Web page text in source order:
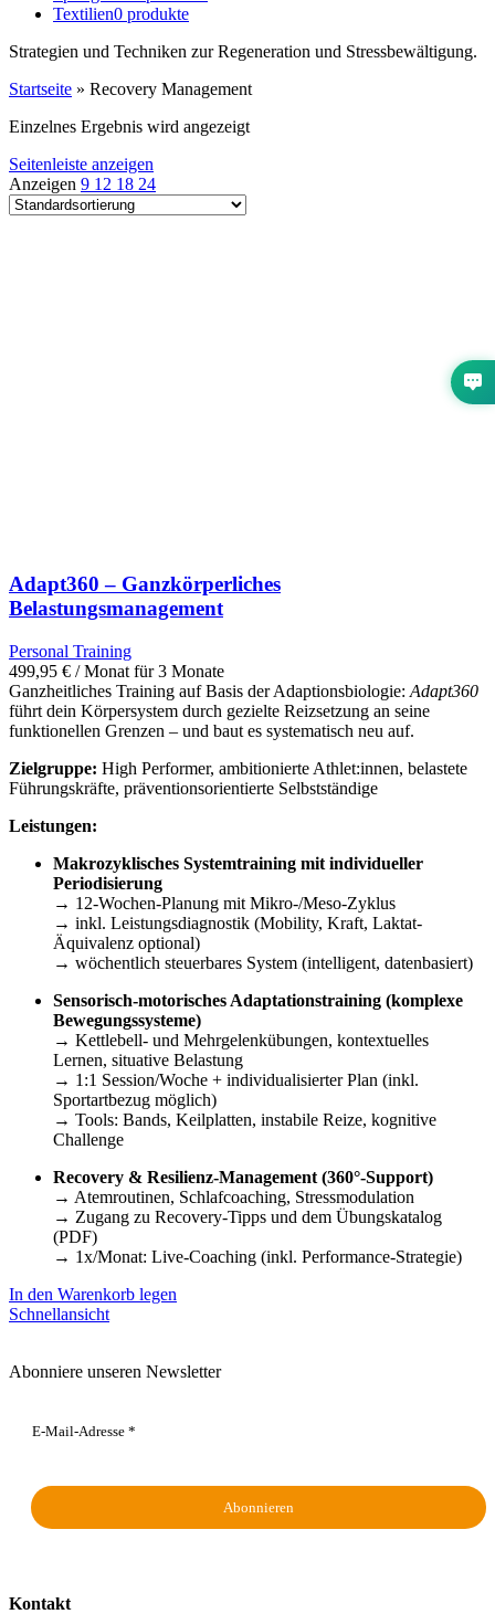
Textilien0 produkte
Strategien und Techniken zur Regeneration und Stressbewältigung.
Startseite » Recovery Management
Einzelnes Ergebnis wird angezeigt
Seitenleiste anzeigen
Anzeigen 9 12 18 24
Adapt360 – Ganzkörperliches
Belastungsmanagement
Personal Training
499,95 € / Monat für 3 Monate
Ganzheitliches Training auf Basis der Adaptionsbiologie: Adapt360
führt dein Körpersystem durch gezielte Reizsetzung an seine
funktionellen Grenzen – und baut es systematisch neu auf.
Zielgruppe: High Performer, ambitionierte Athlet:innen, belastete
Führungskräfte, präventionsorientierte Selbstständige
Leistungen:
Makrozyklisches Systemtraining mit individueller
Periodisierung
→ 12-Wochen-Planung mit Mikro-/Meso-Zyklus
→ inkl. Leistungsdiagnostik (Mobility, Kraft, Laktat-
Äquivalenz optional)
→ wöchentlich steuerbares System (intelligent, datenbasiert)
Sensorisch-motorisches Adaptationstraining (komplexe
Bewegungssysteme)
→ Kettlebell- und Mehrgelenkübungen, kontextuelles
Lernen, situative Belastung
→ 1:1 Session/Woche + individualisierter Plan (inkl.
Sportartbezug möglich)
→ Tools: Bands, Keilplatten, instabile Reize, kognitive
Challenge
Recovery & Resilienz-Management (360°-Support)
→ Atemroutinen, Schlafcoaching, Stressmodulation
→ Zugang zu Recovery-Tipps und dem Übungskatalog
(PDF)
→ 1x/Monat: Live-Coaching (inkl. Performance-Strategie)
In den Warenkorb legen
Schnellansicht
Abonniere unseren Newsletter
Kontakt